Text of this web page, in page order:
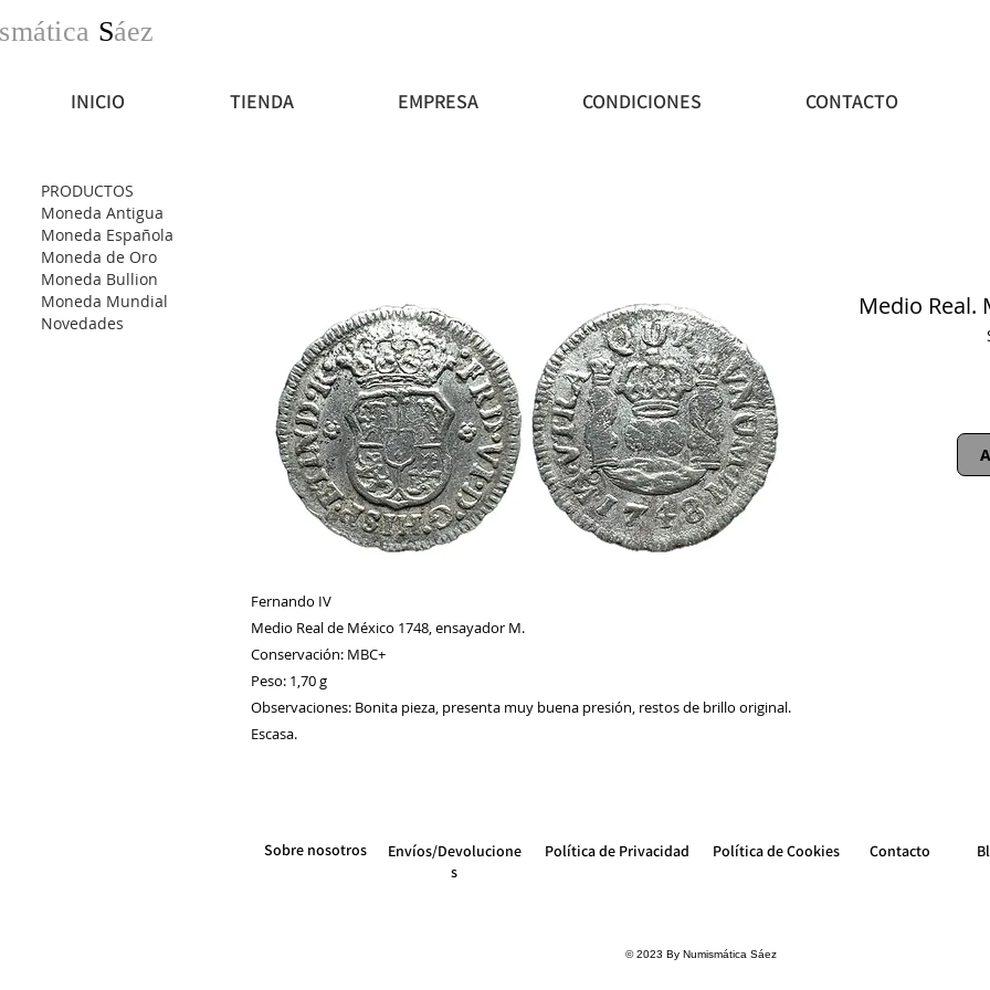
Sáez
INICIO TIENDA EMPRESA CONDICIONES CONTACTO
PRODUCTOS
Moneda Antigua
Moneda Española
Moneda de Oro
Moneda Bullion
Moneda Mundial
Novedades
Fernando IV
Medio Real de México 1748, ensayador M.
Conservación: MBC+
Peso: 1,70 g
Observaciones: Bonita pieza, presenta muy buena presión, restos de brillo original.
Escasa.
Medio Real.
Sobre nosotros
Envíos/Devolucione
s
Política de Privacidad Política de Cookies Contacto
© 2023 By Numismática Sáez